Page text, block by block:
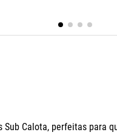
Calota, perfeitas para